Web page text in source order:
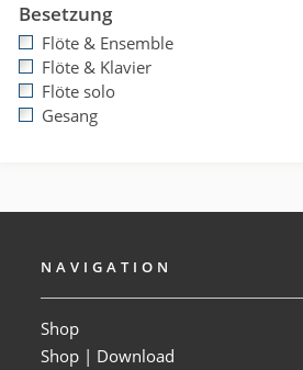
Besetzung
Flöte & Ensemble
Flöte & Klavier
Flöte solo
Gesang
NAVIGATION
Shop
Shop | Download